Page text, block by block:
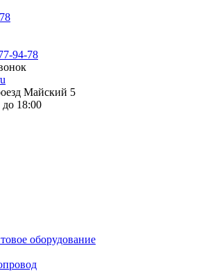
94-78
Майский 5
18:00
оборудование